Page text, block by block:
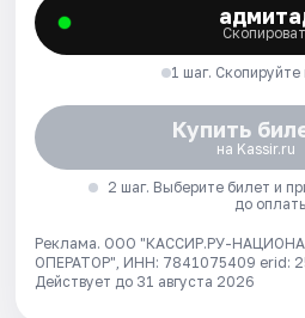
1 шаг.
Купить
на Kassir.ru
2 шаг. Выберите билет и
до
Реклама. ООО "КАССИР.РУ-
ОПЕРАТОР", ИНН: 7841075409 erid:
Действует до 31 августа 2026